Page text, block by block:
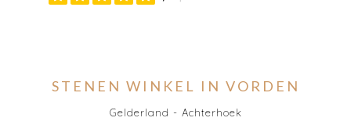
STENEN WINKEL IN VORDEN
Gelderland - Achterhoek